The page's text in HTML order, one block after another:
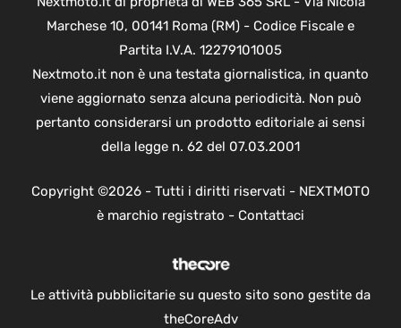
Marchese 10, 00141 Roma (RM) - Codice Fiscale e
Partita I.V.A. 12279101005
Nextmoto.it non è una testata giornalistica, in quanto
viene aggiornato senza alcuna periodicità. Non può
pertanto considerarsi un prodotto editoriale ai sensi
della legge n. 62 del 07.03.2001
Copyright ©2026 - Tutti i diritti riservati - NEXTMOTO
è marchio registrato - Contattaci
Le attività pubblicitarie su questo sito sono gestite da
theCoreAdv